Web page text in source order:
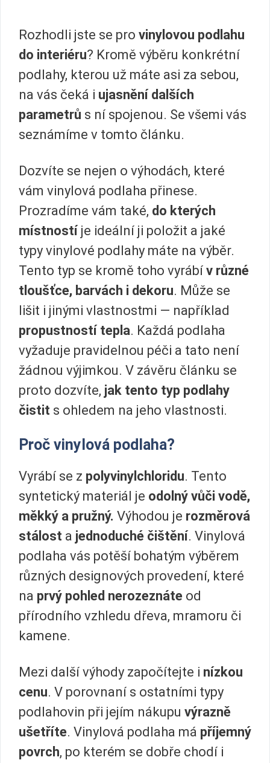
Rozhodli jste se pro vinylovou podlahu
do interiéru? Kromě výběru konkrétní
podlahy, kterou už máte asi za sebou,
na vás čeká i ujasnění dalších
parametrů s ní spojenou. Se všemi vás
seznámíme v tomto článku.
Dozvíte se nejen o výhodách, které
vám vinylová podlaha přinese.
Prozradíme vám také, do kterých
místnostíje ideální ji položit a jaké
typy vinylové podlahy máte na výběr.
Tento typ se kromě toho vyrábí v různé
tloušťce, barvách i dekoru. Může se
lišit i jinými vlastnostmi — například
propustností tepla. Každá podlaha
vyžaduje pravidelnou péči a tato není
žádnou výjimkou. V závěru článku se
proto dozvíte, jak tento typ podlahy
čistit s ohledem na jeho vlastnosti.
Proč vinylová podlaha?
Vyrábí se z polyvinylchloridu. Tento
syntetický materiál je odolný vůči vodě,
měkký a pružný. Výhodou je rozměrová
stálost a jednoduché čištění. Vinylová
podlaha vás potěší bohatým výběrem
různých designových provedení, které
na prvý pohled nerozeznáte od
přírodního vzhledu dřeva, mramoru či
kamene.
Mezi další výhody započítejte i nízkou
cenu. V porovnaní s ostatními typy
podlahovin při jejím nákupu výrazně
ušetříte. Vinylová podlaha má příjemný
povrch, po kterém se dobře chodí i